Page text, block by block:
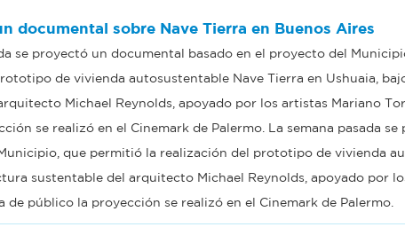
documental sobre Nave Tierra en Buenos Aires
se proyectó un documental basado en el proyecto del
de vivienda autosustentable Nave Tierra en Ushuaia,
Michael Reynolds, apoyado por los artistas Mariano
se realizó en el Cinemark de Palermo. La semana pasada
que permitió la realización del prototipo de vivienda
sustentable del arquitecto Michael Reynolds, apoyado por
de público la proyección se realizó en el Cinemark de Palermo.